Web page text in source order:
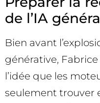
de l’IA
Bien avant
générative,
l’idée que les
seulement trouver